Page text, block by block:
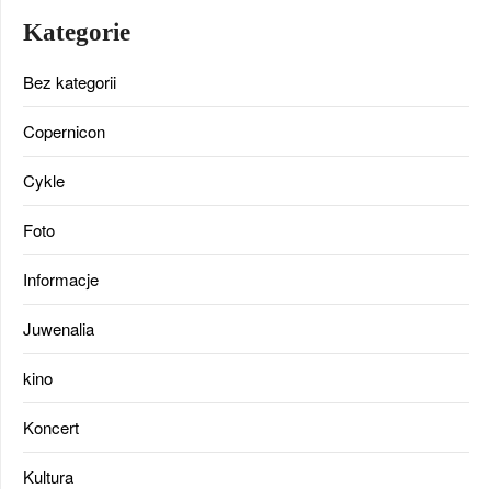
Kategorie
Bez kategorii
Copernicon
Cykle
Foto
Informacje
Juwenalia
kino
Koncert
Kultura